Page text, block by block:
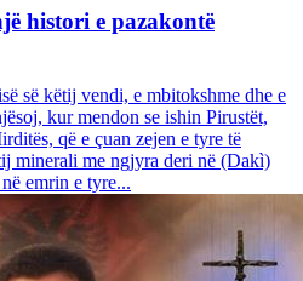
histori e pazakontë
së këtij vendi, e mbitokshme dhe e
kur mendon se ishin Pirustët,
që e çuan zejen e tyre të
minerali me ngjyra deri në (Dakì)
emrin e tyre...